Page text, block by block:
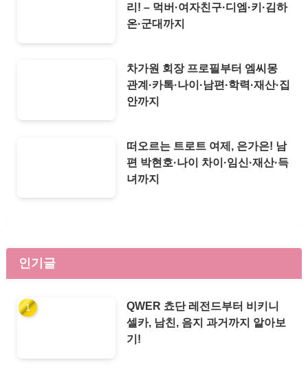
리! – 먹버·여자친구·디엠·키·김하
온·군대까지
차가원 회장 프로필부터 엠씨몽
관계·카톡·나이·남편·학력·재산·집
안까지
떠오르는 트로트 여제, 은가은! 남
편 박현호·나이 차이·임신·재산·득
녀까지
인기글
QWER 쵸단 레전드부터 비키니
셀카, 남친, 음지 과거까지 알아보
기!